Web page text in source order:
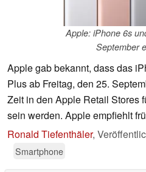
Apple: iPhone 6s
September
Apple gab bekannt, dass das
Plus ab Freitag, den 25.
Zeit in den Apple Retail Stores
sein werden. Apple empfiehlt
Ronald Tiefenthäler,
Smartphone